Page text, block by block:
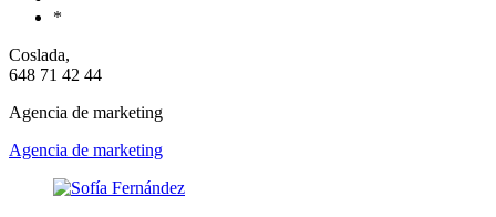
*
Coslada,
648 71 42 44
Agencia de marketing
Agencia de marketing